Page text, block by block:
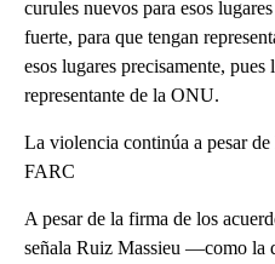
curules nuevos para esos
fuerte, para que tengan
esos lugares precisamente,
representante de la ONU.
La violencia continúa a pesar
FARC
A pesar de la firma de los
señala Ruiz Massieu —como la